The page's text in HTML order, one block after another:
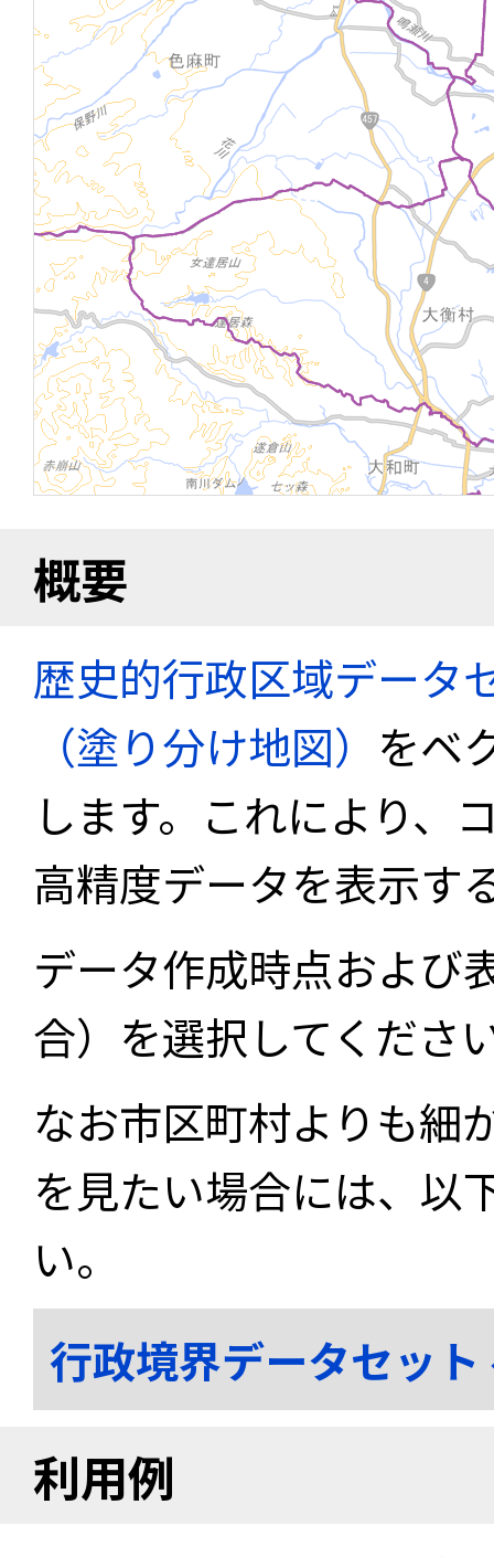
概要
歴史的行政区域データ
（塗り分け地図） をベ
します。これにより、
高精度データを表示す
データ作成時点および
合）を選択してくださ
なお市区町村よりも細
を見たい場合には、以
い。
行政境界データセッ
利用例